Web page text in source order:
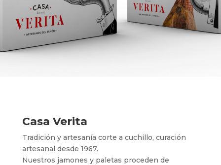
Casa Verita
Tradición y artesanía corte a cuchillo, curación
artesanal desde 1967.
Nuestros jamones y paletas proceden de